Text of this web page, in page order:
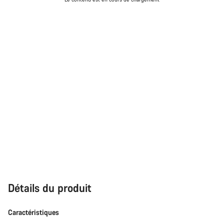
Détails du produit
Caractéristiques